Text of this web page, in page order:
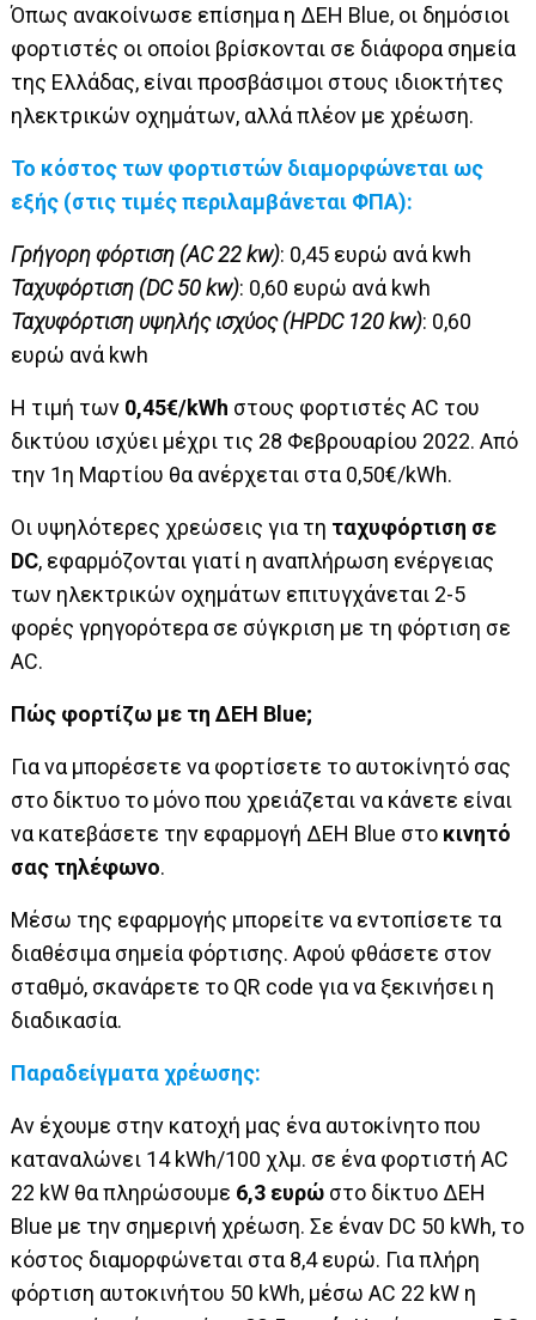
Όπως ανακοίνωσε επίσημα η ΔΕΗ Blue, οι δημόσιοι
φορτιστές οι οποίοι βρίσκονται σε διάφορα σημεία
της Ελλάδας, είναι προσβάσιμοι στους ιδιοκτήτες
ηλεκτρικών οχημάτων, αλλά πλέον με χρέωση.
Το κόστος των φορτιστών διαμορφώνεται ως
εξής (στις τιμές περιλαμβάνεται ΦΠΑ):
Γρήγορη φόρτιση (AC 22 kw): 0,45 ευρώ ανά kwh
Ταχυφόρτιση (DC 50 kw): 0,60 ευρώ ανά kwh
Ταχυφόρτιση υψηλής ισχύος (HPDC 120 kw): 0,60
ευρώ ανά kwh
H τιμή των 0,45€/kWh στους φορτιστές AC του
δικτύου ισχύει μέχρι τις 28 Φεβρουαρίου 2022. Από
την 1η Μαρτίου θα ανέρχεται στα 0,50€/kWh.
Οι υψηλότερες χρεώσεις για τη ταχυφόρτιση σε
DC, εφαρμόζονται γιατί η αναπλήρωση ενέργειας
των ηλεκτρικών οχημάτων επιτυγχάνεται 2-5
φορές γρηγορότερα σε σύγκριση με τη φόρτιση σε
AC.
Πώς φορτίζω με τη ΔΕΗ Blue;
Για να μπορέσετε να φορτίσετε το αυτοκίνητό σας
στο δίκτυο το μόνο που χρειάζεται να κάνετε είναι
να κατεβάσετε την εφαρμογή ΔΕΗ Blue στο κινητό
σας τηλέφωνο.
Μέσω της εφαρμογής μπορείτε να εντοπίσετε τα
διαθέσιμα σημεία φόρτισης. Αφού φθάσετε στον
σταθμό, σκανάρετε το QR code για να ξεκινήσει η
διαδικασία.
Παραδείγματα χρέωσης:
Αν έχουμε στην κατοχή μας ένα αυτοκίνητο που
καταναλώνει 14 kWh/100 χλμ. σε ένα φορτιστή AC
22 kW θα πληρώσουμε 6,3 ευρώ στο δίκτυο ΔΕΗ
Blue με την σημερινή χρέωση. Σε έναν DC 50 kWh, το
κόστος διαμορφώνεται στα 8,4 ευρώ. Για πλήρη
φόρτιση αυτοκινήτου 50 kWh, μέσω AC 22 kW η